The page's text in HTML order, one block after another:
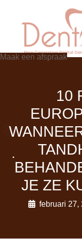
Maak een afspraak
10
JE ZE
februari 27,